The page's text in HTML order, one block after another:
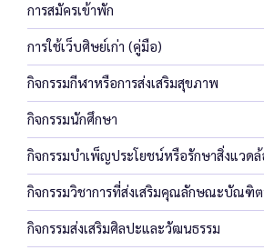
การสมัครเข้าพัก
การใช้เว็บศิษย์เก่า (คู่มือ)
กิจกรรมกีฬาหรือการส่งเสริมสุขภาพ
กิจกรรมนักศึกษา
กิจกรรมบำเพ็ญประโยชน์หรือรักษาสิ่งแวด
กิจกรรมวิชาการที่ส่งเสริมคุณลักษณะบัณฑิ
กิจกรรมส่งเสริมศิลปะและวัฒนธรรม